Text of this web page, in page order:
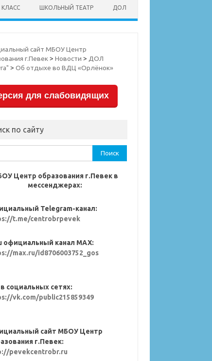
КЛАСС ШКОЛЬНЫЙ ТЕАТР ДОЛ
сайт МБОУ Центр
г.Певек>Новости > ДОЛ
>Об отдыхе во ВДЦ «Орлёнок»
для слабовидящих
по сайту
Центр образования г.Певек в
мессенджерах:
Telegram-канал:
t.me/centrobrpevek
официальный канал MAX:
max.ru/id8706003752_gos
социальных сетях:
vk.com/public215859349
сайт МБОУ Центр
г.Певек:
pevekcentrobr.ru